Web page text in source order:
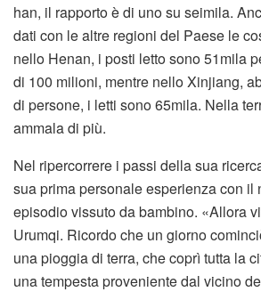
han, il rapporto è di uno su seimila.
dati con le altre regioni del Paese le
nello Henan, i posti letto sono 51mila
di 100 milioni, mentre nello Xinjiang,
di persone, i letti sono 65mila. Nella
ammala di più.
Nel ripercorrere i passi della sua
sua prima personale esperienza con il
episodio vissuto da bambino. «Allora
Urumqi. Ricordo che un giorno
una pioggia di terra, che coprì tutta la
una tempesta proveniente dal vicino